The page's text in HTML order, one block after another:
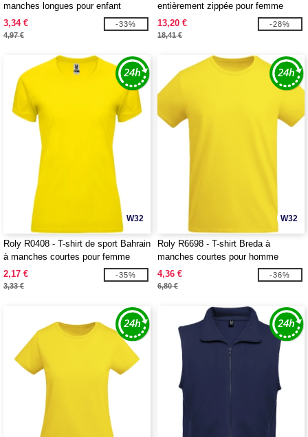
manches longues pour enfant
3,34 €
4,97 €
-33%
entièrement zippée pour femme
13,20 €
18,41 €
-28%
W32
Roly R0408 - T-shirt de sport Bahrain
à manches courtes pour femme
2,17 €
3,33 €
-35%
W32
Roly R6698 - T-shirt Breda à
manches courtes pour homme
4,36 €
6,80 €
-36%